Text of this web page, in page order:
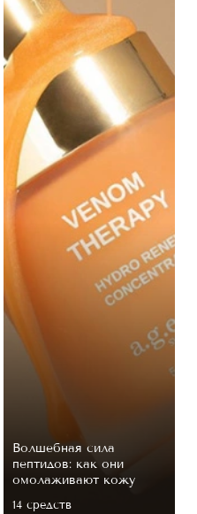
Волшебная сила
пептидов: как они
омолаживают кожу
14 средств